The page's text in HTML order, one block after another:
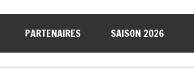
PARTENAIRES SAISON 2026